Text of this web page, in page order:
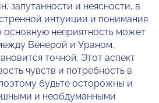
запутанности и неясности, в
интуиции и понимания
основную неприятность может
Венерой и Ураном,
точной. Этот аспект
чувств и потребность в
будьте осторожны и
и необдуманными